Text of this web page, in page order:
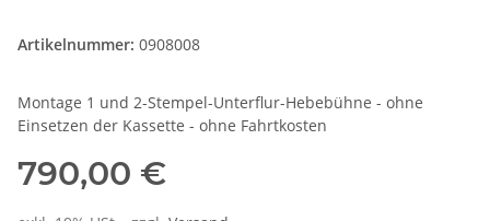
Artikelnummer: 0908008
Montage 1 und 2-Stempel-Unterflur-Hebebühne - ohne
Einsetzen der Kassette - ohne Fahrtkosten
790,00 €